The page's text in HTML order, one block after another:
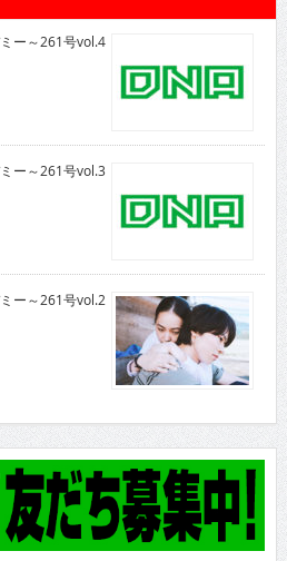
ー～261号vol.4
ー～261号vol.3
ー～261号vol.2